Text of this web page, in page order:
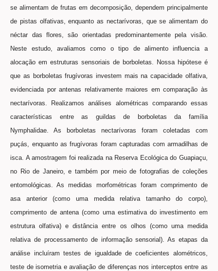
se alimentam de frutas em decomposição, dependem principalmente
de pistas olfativas, enquanto as nectarívoras, que se alimentam do
néctar das flores, são orientadas predominantemente pela visão.
Neste estudo, avaliamos como o tipo de alimento influencia a
alocação em estruturas sensoriais de borboletas. Nossa hipótese é
que as borboletas frugívoras investem mais na capacidade olfativa,
evidenciada por antenas relativamente maiores em comparação às
nectarívoras. Realizamos análises alométricas comparando essas
características entre as guildas de borboletas da família
Nymphalidae. As borboletas nectarívoras foram coletadas com
puçás, enquanto as frugívoras foram capturadas com armadilhas de
isca. A amostragem foi realizada na Reserva Ecológica do Guapiaçu,
no Rio de Janeiro, e também por meio de fotografias de coleções
entomológicas. As medidas morfométricas foram comprimento de
asa anterior (como uma medida relativa tamanho do corpo),
comprimento de antena (como uma estimativa do investimento em
estrutura olfativa) e distância entre os olhos (como uma medida
relativa de processamento de informação sensorial). As etapas da
análise incluíram testes de igualdade de coeficientes alométricos,
teste de isometria e avaliação de diferenças nos interceptos entre as